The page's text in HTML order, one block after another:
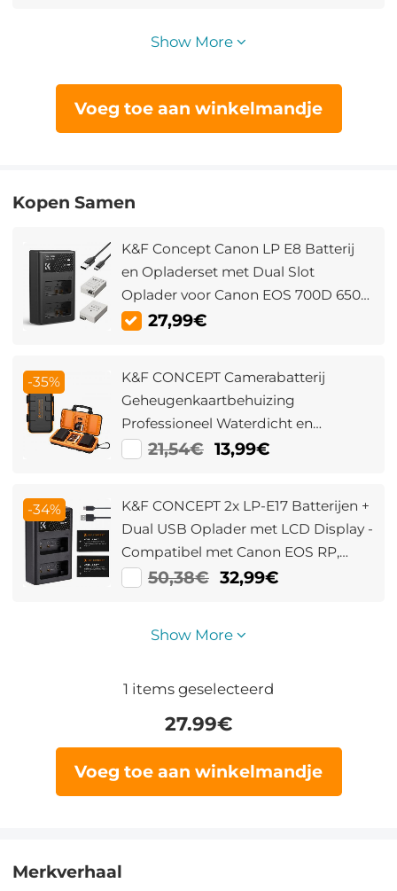
Show More
Voeg toe aan winkelmandje
Kopen Samen
K&F Concept Canon LP E8 Batterij
en Opladerset met Dual Slot
Oplader voor Canon EOS 700D 650D
550D X7i X6i X5
27,99€
-35%
K&F CONCEPT Camerabatterij
Geheugenkaartbehuizing
Professioneel Waterdicht en
Schokbestendig met Kaartsleuf voor
Batterijen, 2 CF Kaarten of 2 XQD, 4
SD Kaarten en 6 TF Kaarten.
21,54€ 13,99€
-34%
K&F CONCEPT 2x LP-E17 Batterijen +
Dual USB Oplader met LCD Display -
Compatibel met Canon EOS RP,
Rebel T8i/T7i/T6i, SL2/SL3, EOS M6
50,38€ 32,99€
Show More
1 items geselecteerd
27.99€
Voeg toe aan winkelmandje
Merkverhaal